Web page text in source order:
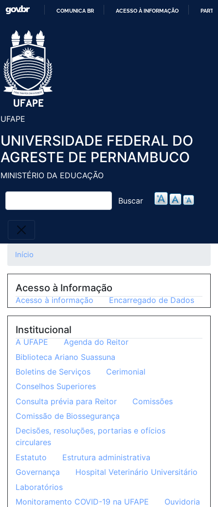
Pular
COMUNICA BR ACESSO À INFORMAÇÃO
UFAPE
UNIVERSIDADE FEDERAL DO
AGRESTE DE PERNAMBUCO
MINISTÉRIO DA EDUCAÇÃO
Buscar
Início
Acesso à Informação
Acesso à informação Encarregado de Dados
Institucional
A UFAPE
Agenda do Reitor
Biblioteca Ariano Suassuna
Boletins de Serviços
Cerimonial
Conselhos Superiores
Consulta prévia para Reitor
Comissões
Comissão de Biossegurança
Decisões, resoluções, portarias e ofícios
circulares
Estatuto
Estrutura administrativa
Governança
Hospital Veterinário Universitário
Laboratórios
Monitoramento COVID-19 na UFAPE
Ouvidoria